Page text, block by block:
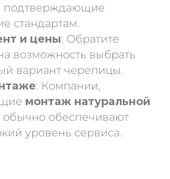
подтверждающие
стандартам.
и цены: Обратите
возможность выбрать
вариант черепицы.
: Компании,
монтаж натуральной
обычно обеспечивают
уровень сервиса.